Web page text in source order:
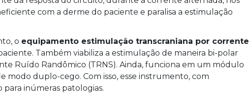
com a derme do paciente e paralisa a estimulação
o equipamento estimulação transcraniana por corrente
Também viabiliza a estimulação de maneira bi-polar
Ruído Randômico (TRNS). Ainda, funciona em um módulo
modo duplo-cego. Com isso, esse instrumento, com
para inúmeras patologias.